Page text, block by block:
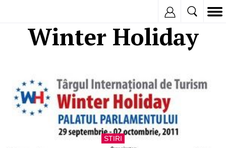
Winter Holiday
STIRI